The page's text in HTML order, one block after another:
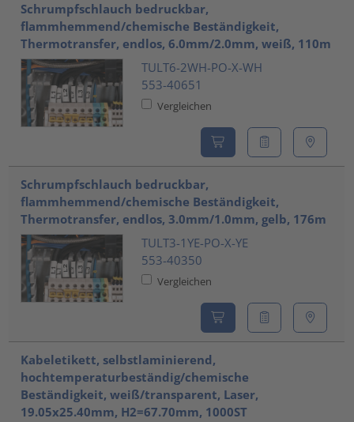
Schrumpfschlauch bedruckbar,
flammhemmend/chemische Beständigkeit,
Thermotransfer, endlos, 6.0mm/2.0mm, weiß, 110m
TULT6-2WH-PO-X-WH
553-40651
Vergleichen
Schrumpfschlauch bedruckbar,
flammhemmend/chemische Beständigkeit,
Thermotransfer, endlos, 3.0mm/1.0mm, gelb, 176m
TULT3-1YE-PO-X-YE
553-40350
Vergleichen
Kabeletikett, selbstlaminierend,
hochtemperaturbeständig/chemische
Beständigkeit, weiß/transparent, Laser,
19.05x25.40mm, H2=67.70mm, 1000ST